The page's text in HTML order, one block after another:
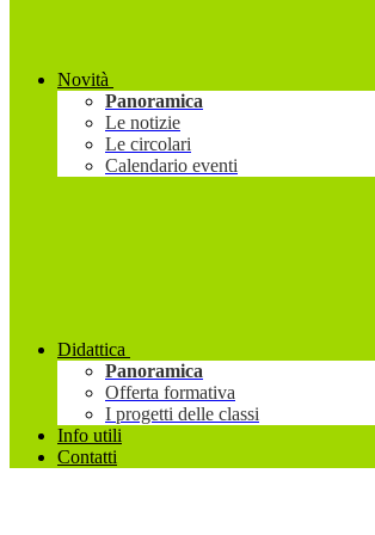
Novità
Panoramica
Le notizie
Le circolari
Calendario eventi
Didattica
Panoramica
Offerta formativa
I progetti delle classi
Info utili
Contatti